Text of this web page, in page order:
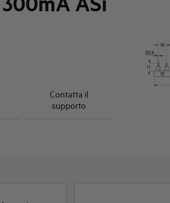
Contatta il
supporto